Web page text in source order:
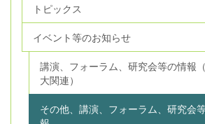
トピックス
イベント等のお知らせ
講演、フォーラム、研究会等の情報
大関連）
その他、講演、フォーラム、研究会